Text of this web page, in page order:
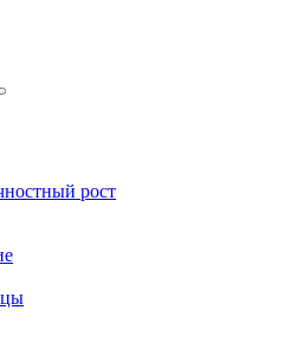
рост